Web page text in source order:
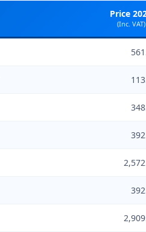
Price
(Inc. VAT)